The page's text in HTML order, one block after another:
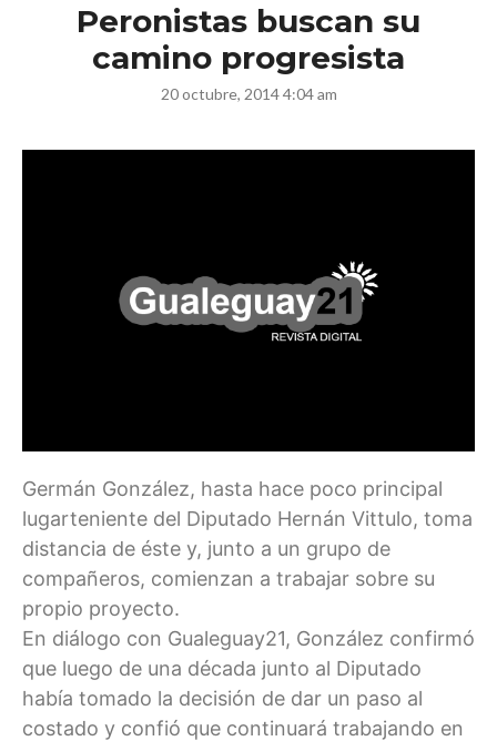
Peronistas buscan su
camino progresista
20 octubre, 2014 4:04 am
Germán González, hasta hace poco principal
lugarteniente del Diputado Hernán Vittulo, toma
distancia de éste y, junto a un grupo de
compañeros, comienzan a trabajar sobre su
propio proyecto.
En diálogo con Gualeguay21, González confirmó
que luego de una década junto al Diputado
había tomado la decisión de dar un paso al
costado y confió que continuará trabajando en